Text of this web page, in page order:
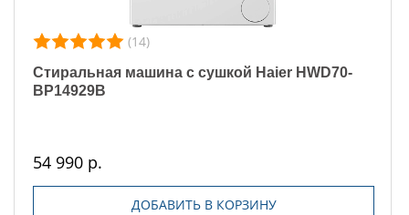
(14)
Стиральная машина с сушкой Haier HWD70-
BP14929B
54 990 р.
ДОБАВИТЬ В КОРЗИНУ